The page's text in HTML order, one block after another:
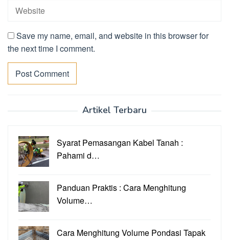
Save my name, email, and website in this browser for
the next time I comment.
Artikel Terbaru
Syarat Pemasangan Kabel Tanah :
Pahami d…
Panduan Praktis : Cara Menghitung
Volume…
Cara Menghitung Volume Pondasi Tapak